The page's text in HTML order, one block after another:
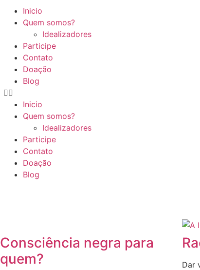
Inicio
Quem somos?
Idealizadores
Participe
Contato
Doação
Blog
Inicio
Quem somos?
Idealizadores
Participe
Contato
Doação
Blog
Consciência negra para
quem?
Dar